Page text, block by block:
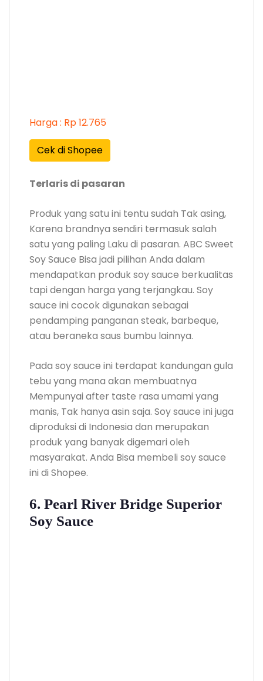
Harga : Rp 12.765
Cek di Shopee
Terlaris di pasaran
Produk yang satu ini tentu sudah Tak asing,
Karena brandnya sendiri termasuk salah
satu yang paling Laku di pasaran. ABC Sweet
Soy Sauce Bisa jadi pilihan Anda dalam
mendapatkan produk soy sauce berkualitas
tapi dengan harga yang terjangkau. Soy
sauce ini cocok digunakan sebagai
pendamping panganan steak, barbeque,
atau beraneka saus bumbu lainnya.
Pada soy sauce ini terdapat kandungan gula
tebu yang mana akan membuatnya
Mempunyai after taste rasa umami yang
manis, Tak hanya asin saja. Soy sauce ini juga
diproduksi di Indonesia dan merupakan
produk yang banyak digemari oleh
masyarakat. Anda Bisa membeli soy sauce
ini di Shopee.
6. Pearl River Bridge Superior
Soy Sauce